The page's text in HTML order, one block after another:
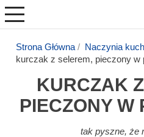
Strona Główna
Naczynia
kurczak z selerem, pieczony w
KURCZAK
PIECZONY W
tak pyszne, że